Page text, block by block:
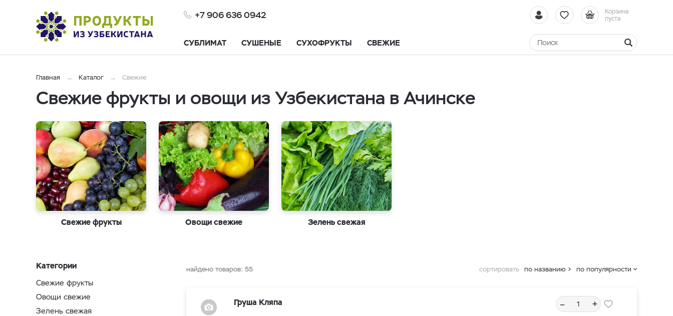
+7 906 636 0942
Корзина
пуста
СУБЛИМАТ СУШЕНЫЕ СУХОФРУКТЫ СВЕЖИЕ
Главная Каталог Свежие
Свежие фрукты и овощи из Узбекистана в Ачинске
Свежие фрукты Овощи свежие Зелень свежая
Категории
Свежие фрукты
Овощи свежие
Зелень свежая
найдено товаров: 55 сортировать по названию по популярности
Груша Кляпа – +